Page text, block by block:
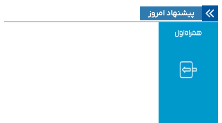
پیشنهاد امروز